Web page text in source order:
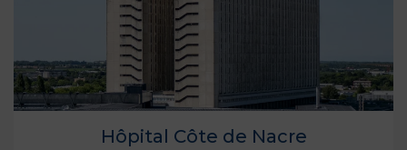
Hôpital Côte de Nacre